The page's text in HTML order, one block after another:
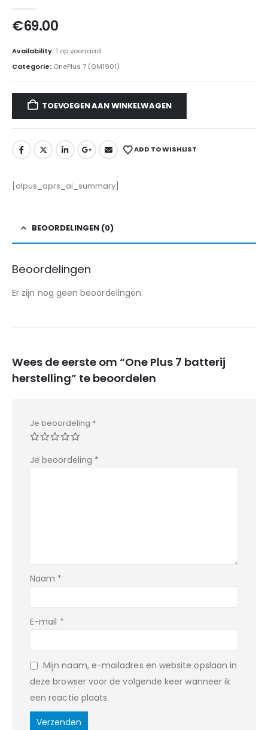
€69.00
Availability: 1 op voorraad
Categorie: OnePlus 7 (GM1901)
TOEVOEGEN AAN WINKELWAGEN
ADD TO WISHLIST
[alpus_aprs_ai_summary]
BEOORDELINGEN (0)
Beoordelingen
Er zijn nog geen beoordelingen.
Wees de eerste om “One Plus 7 batterij
herstelling” te beoordelen
Je beoordeling *
Je beoordeling *
Naam *
E-mail *
Mijn naam, e-mailadres en website opslaan in
deze browser voor de volgende keer wanneer ik
een reactie plaats.